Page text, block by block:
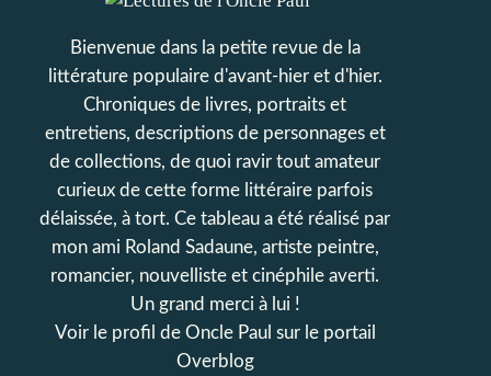
Bienvenue dans la petite revue de la
littérature populaire d'avant-hier et d'hier.
Chroniques de livres, portraits et
entretiens, descriptions de personnages et
de collections, de quoi ravir tout amateur
curieux de cette forme littéraire parfois
délaissée, à tort. Ce tableau a été réalisé par
mon ami Roland Sadaune, artiste peintre,
romancier, nouvelliste et cinéphile averti.
Un grand merci à lui !
Voir le profil de Oncle Paul sur le portail
Overblog